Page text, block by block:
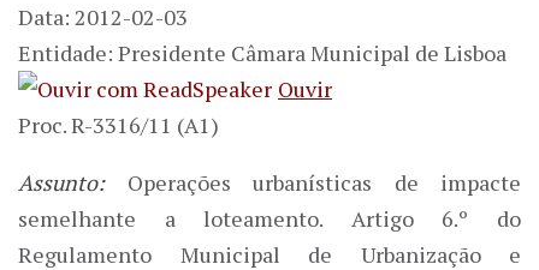
Data: 2012-02-03
Entidade: Presidente Câmara Municipal de Lisboa
Ouvir
Proc. R-3316/11 (A1)
Assunto:Operações urbanísticas de impacte
semelhante a loteamento. Artigo 6.º do
Regulamento Municipal de Urbanização e